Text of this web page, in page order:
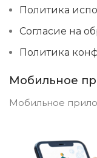
Политика
Согласие на
Политика
Мобильное
Мобильное